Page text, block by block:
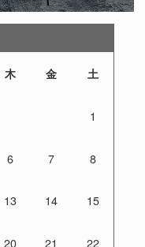
木 金 土
1
6 7 8
13 14 15
20 21 22